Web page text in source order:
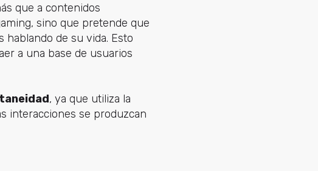
que a contenidos
sino que pretende que
de su vida. Esto
a una base de usuarios
, ya que utiliza la
interacciones se produzcan